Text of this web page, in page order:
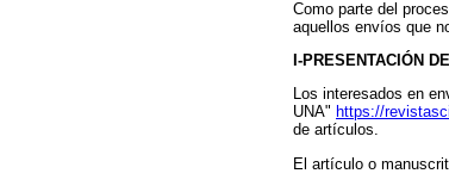
Como parte del
aquellos envíos que
I-PRESENTACIÓN
Los interesados en
UNA" https://
de artículos.
El artículo o